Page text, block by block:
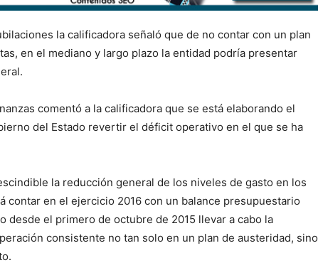
la calificadora señaló que de no contar con un plan
en el mediano y largo plazo la entidad podría presentar
comentó a la calificadora que se está elaborando el
del Estado revertir el déficit operativo en el que se ha
la reducción general de los niveles de gasto en los
contar en el ejercicio 2016 con un balance presupuestario
desde el primero de octubre de 2015 llevar a cabo la
consistente no tan solo en un plan de austeridad, sino